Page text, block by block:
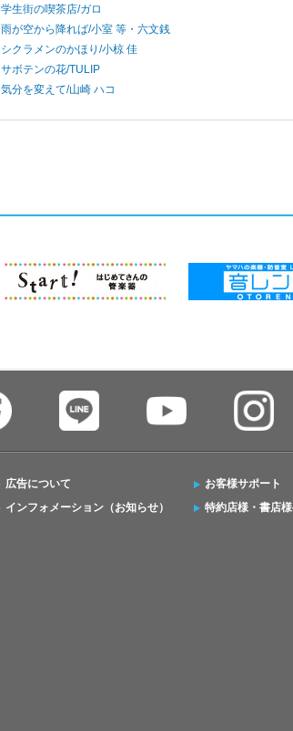
学生街の喫茶店/ガロ
雨が空から降れば/小室 等・六文銭
シクラメンのかほり/小椋 佳
サボテンの花/TULIP
気分を変えて/山崎 ハコ
広告について
インフォメーション（お知らせ）
お客様サポート
特約店様・書店